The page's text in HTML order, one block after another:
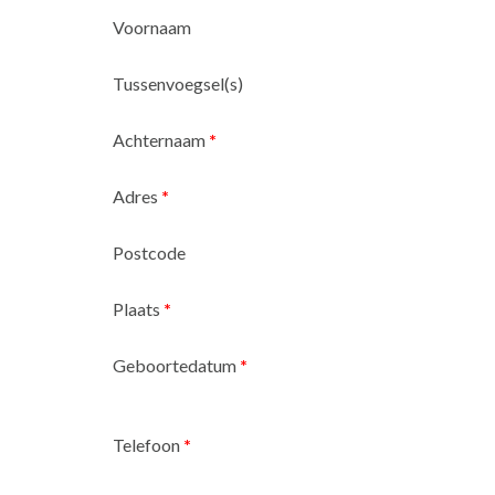
Voornaam
Tussenvoegsel(s)
Achternaam *
Adres *
Postcode
Plaats *
Geboortedatum *
Telefoon *